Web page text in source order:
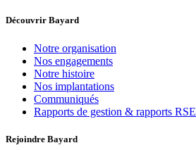
Découvrir Bayard
Notre organisation
Nos engagements
Notre histoire
Nos implantations
Communiqués
Rapports de gestion & rapports RSE
Rejoindre Bayard